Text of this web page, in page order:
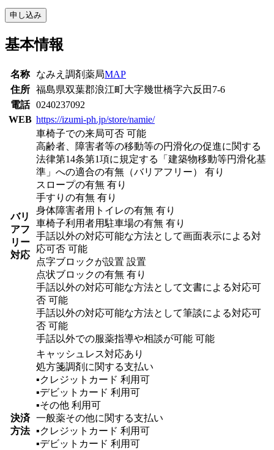
申し込み
基本情報
名称 なみえ調剤薬局MAP
住所 福島県双葉郡浪江町大字幾世橋字六反田7-6
電話 0240237092
WEB https://izumi-ph.jp/store/namie/
バリ
アフ
リー
対応
車椅子での来局可否 可能
高齢者、障害者等の移動等の円滑化の促進に関する
法律第14条第1項に規定する「建築物移動等円滑化基
準」への適合の有無（バリアフリー） 有り
スロープの有無 有り
手すりの有無 有り
身体障害者用トイレの有無 有り
車椅子利用者用駐車場の有無 有り
手話以外の対応可能な方法として画面表示による対
応可否 可能
点字ブロックが設置 設置
点状ブロックの有無 有り
手話以外の対応可能な方法として文書による対応可
否 可能
手話以外の対応可能な方法として筆談による対応可
否 可能
手話以外での服薬指導や相談が可能 可能
決済
方法
キャッシュレス対応あり
処方箋調剤に関する支払い
▪︎クレジットカード 利用可
▪︎デビットカード 利用可
▪︎その他 利用可
一般薬その他に関する支払い
▪︎クレジットカード 利用可
▪︎デビットカード 利用可